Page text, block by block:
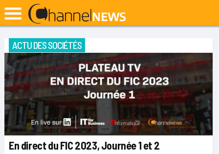
ACTU DES SOCIÉTÉS
En direct du FIC 2023, Journée 1 et 2